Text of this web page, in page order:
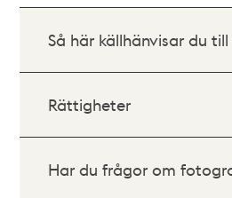
Så här källhänvisar du
Rättigheter
Har du frågor om